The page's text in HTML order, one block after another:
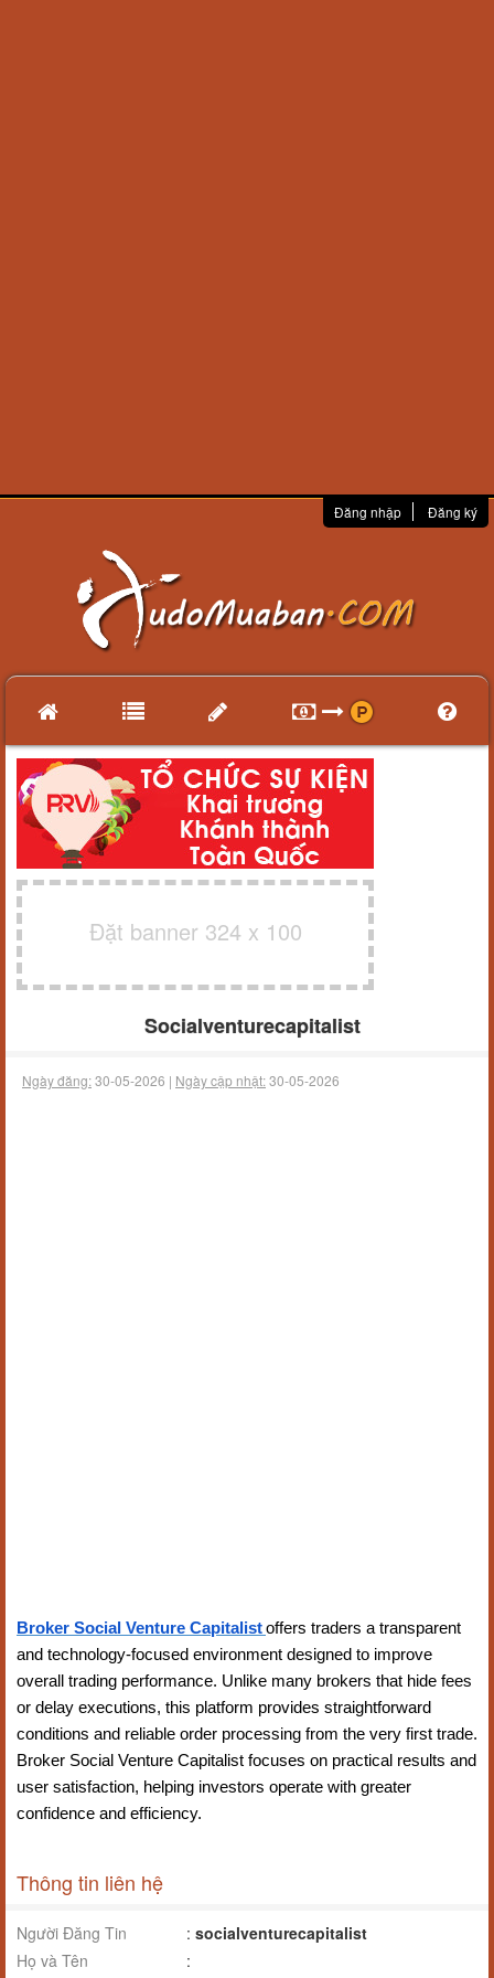
Đăng nhập Đăng ký
Đặt banner 324 x 100
Socialventurecapitalist
Ngày đăng:30-05-2026 | Ngày cập nhật:30-05-2026
Broker Social Venture Capitalistoffers traders a transparent
and technology-focused environment designed to improve
overall trading performance. Unlike many brokers that hide fees
or delay executions, this platform provides straightforward
conditions and reliable order processing from the very first trade.
Broker Social Venture Capitalist focuses on practical results and
user satisfaction, helping investors operate with greater
confidence and efficiency.
Thông tin liên hệ
Người Đăng Tin : socialventurecapitalist
Họ và Tên
: